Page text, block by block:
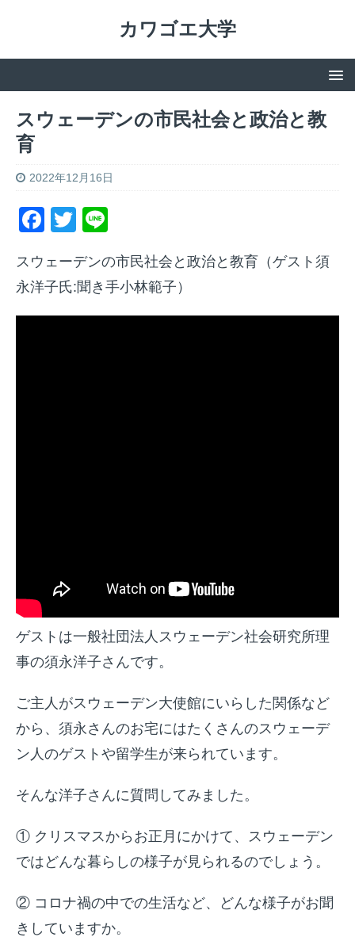
カワゴエ大学
スウェーデンの市民社会と政治と教
育
2022年12月16日
F
c
e
b
T
itt
er
e
スウェーデンの市民社会と政治と教育（ゲスト須
永洋子氏:聞き手小林範子）
ゲストは一般社団法人スウェーデン社会研究所理
事の須永洋子さんです。
ご主人がスウェーデン大使館にいらした関係など
から、須永さんのお宅にはたくさんのスウェーデ
ン人のゲストや留学生が来られています。
そんな洋子さんに質問してみました。
① クリスマスからお正月にかけて、スウェーデン
ではどんな暮らしの様子が見られるのでしょう。
② コロナ禍の中での生活など、どんな様子がお聞
きしていますか。